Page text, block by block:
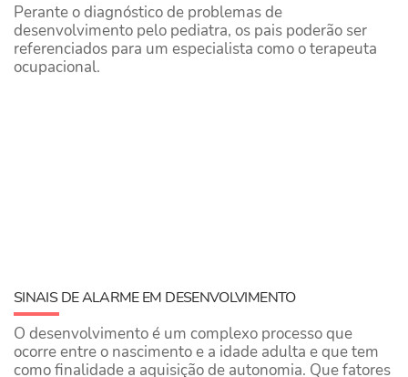
Perante o diagnóstico de problemas de
desenvolvimento pelo pediatra, os pais poderão ser
referenciados para um especialista como o terapeuta
ocupacional.
SINAIS DE ALARME EM DESENVOLVIMENTO
O desenvolvimento é um complexo processo que
ocorre entre o nascimento e a idade adulta e que tem
como finalidade a aquisição de autonomia. Que fatores